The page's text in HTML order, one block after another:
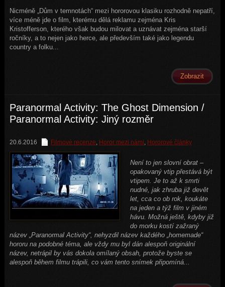
Nicméně „Dům v temnotách“ mezi hororovou klasiku rozhodně nepatří,
více méně jde o film, kterému dělá reklamu zejména Kris
Kristofferson, kterého však budou milovat a uznávat zejména starší
ročníky, a to nejen jako herce, ale především také jako legendu
country a folku...
Zobrazit
Paranormal Activity: The Ghost Dimension /
Paranormal Activity: Jiný rozměr
20.6.2016 Filmové recenze, Horor mezi námi, Hororové články
Není to jen slovní obrat –
opakovaný vtip přestává být
vtipem. Je to až k smrti
nudné, jak zhruba již devět
let, cca co ob rok, koukáte
na jeden a týž film v jiném
hávu. Možná ještě, kdyby již
do morku kostí zažraný
název „Paranormal Activity“, nehyzdil název každého „homemade“
hororu na podobné téma, ale vždy mu byl dán alespoň originální
název, netrápil by vás dokola omílaný obsah, protože byste se
alespoň během filmu trápili, co vám tento snímek připomíná...